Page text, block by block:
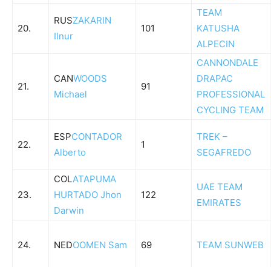
20.
RUSZAKARIN
Ilnur
101
TEAM
KATUSHA
ALPECIN
21.
CANWOODS
Michael
91
CANNONDALE
DRAPAC
PROFESSIONAL
CYCLING TEAM
22.
ESPCONTADOR
Alberto
1
TREK –
SEGAFREDO
23.
COLATAPUMA
HURTADO Jhon
Darwin
122
UAE TEAM
EMIRATES
24. NEDOOMEN Sam 69 TEAM SUNWEB